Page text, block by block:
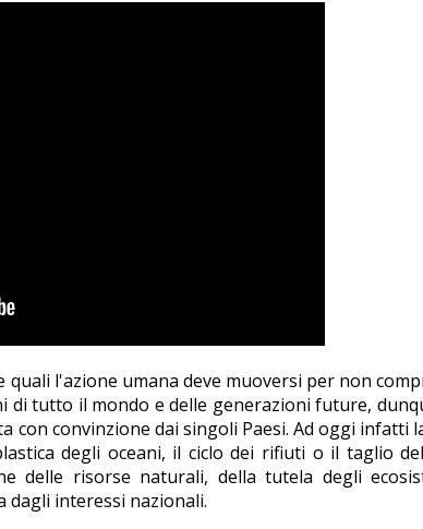
l'azione umana deve muoversi per non
di tutto il mondo e delle generazioni future,
con convinzione dai singoli Paesi. Ad oggi infatti
degli oceani, il ciclo dei rifiuti o il taglio
delle risorse naturali, della tutela degli
dagli interessi nazionali.